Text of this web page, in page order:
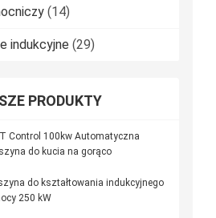
(14)
indukcyjne (29)
PRODUKTY
Control 100kw Automatyczna
do kucia na gorąco
do kształtowania indukcyjnego
250 kW